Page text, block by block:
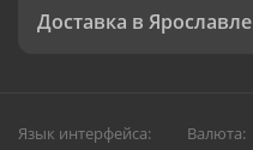
Доставка в Ярославле
Язык интерфейса: Валюта: